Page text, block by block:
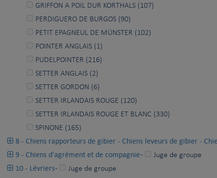
GRIFFON A POIL DUR KORTHALS (107)
PERDIGUERO DE BURGOS (90)
PETIT EPAGNEUL DE MÜNSTER (102)
POINTER ANGLAIS (1)
PUDELPOINTER (216)
SETTER ANGLAIS (2)
SETTER GORDON (6)
SETTER IRLANDAIS ROUGE (120)
SETTER IRLANDAIS ROUGE ET BLANC (330)
SPINONE (165)
8 - Chiens rapporteurs de gibier - Chiens leveurs de gibier -
9 - Chiens d'agrément et de compagnie- Juge de groupe
10 - Lévriers- Juge de groupe